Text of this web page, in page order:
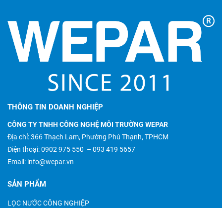
THÔNG TIN DOANH NGHIỆP
CÔNG TY TNHH CÔNG NGHỆ MÔI TRƯỜNG WEPAR
Địa chỉ: 366 Thạch Lam, Phường Phú Thạnh, TPHCM
Điện thoại:0902 975 550 – 093 419 5657
Email: info@wepar.vn
SẢN PHẨM
LỌC NƯỚC CÔNG NGHIỆP